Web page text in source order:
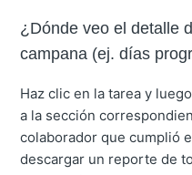
¿Dónde veo el detalle
campana (ej. días
Haz clic en la tarea y
a la sección
colaborador que cumplió
descargar un reporte de